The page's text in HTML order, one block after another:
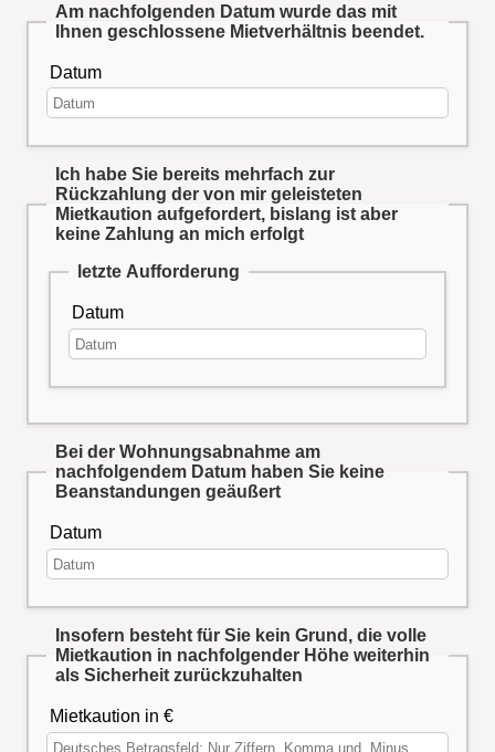
Am nachfolgenden Datum wurde das mit
Ihnen geschlossene Mietverhältnis beendet.
Datum
Ich habe Sie bereits mehrfach zur
Rückzahlung der von mir geleisteten
Mietkaution aufgefordert, bislang ist aber
keine Zahlung an mich erfolgt
letzte Aufforderung
Datum
Bei der Wohnungsabnahme am
nachfolgendem Datum haben Sie keine
Beanstandungen geäußert
Datum
Insofern besteht für Sie kein Grund, die volle
Mietkaution in nachfolgender Höhe weiterhin
als Sicherheit zurückzuhalten
Mietkaution in €